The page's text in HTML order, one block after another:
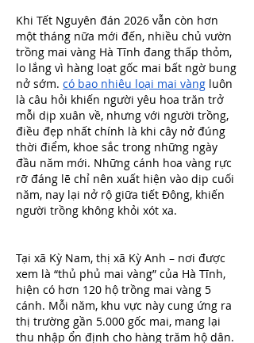
Khi Tết Nguyên đán 2026 vẫn còn hơn
một tháng nữa mới đến, nhiều chủ vườn
trồng mai vàng Hà Tĩnh đang thấp thỏm,
lo lắng vì hàng loạt gốc mai bất ngờ bung
nở sớm. có bao nhiêu loại mai vàng luôn
là câu hỏi khiến người yêu hoa trăn trở
mỗi dịp xuân về, nhưng với người trồng,
điều đẹp nhất chính là khi cây nở đúng
thời điểm, khoe sắc trong những ngày
đầu năm mới. Những cánh hoa vàng rực
rỡ đáng lẽ chỉ nên xuất hiện vào dịp cuối
năm, nay lại nở rộ giữa tiết Đông, khiến
người trồng không khỏi xót xa.
Tại xã Kỳ Nam, thị xã Kỳ Anh – nơi được
xem là “thủ phủ mai vàng” của Hà Tĩnh,
hiện có hơn 120 hộ trồng mai vàng 5
cánh. Mỗi năm, khu vực này cung ứng ra
thị trường gần 5.000 gốc mai, mang lại
thu nhập ổn định cho hàng trăm hộ dân.